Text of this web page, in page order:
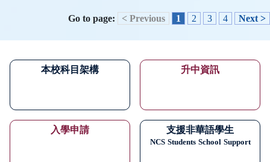
Go to page: < Previous 1 2 3 4 Next >
本校科目架構 升中資訊
入學申請 支援非華語學生
NCS Students School Support